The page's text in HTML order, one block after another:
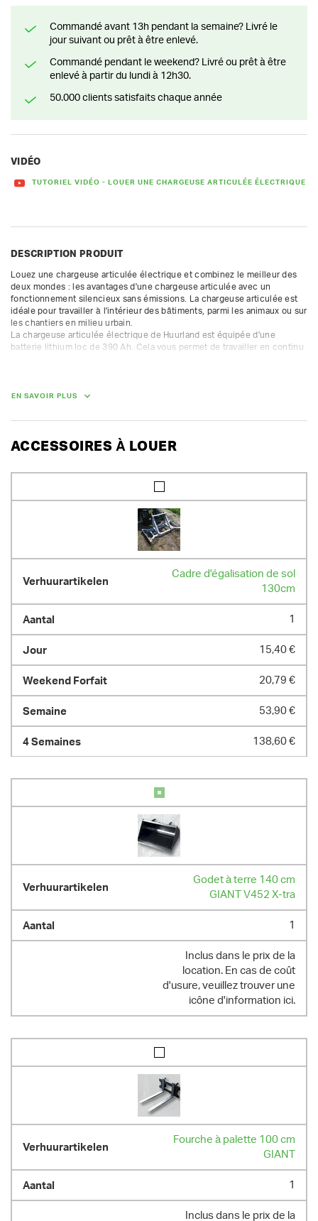
Commandé avant 13h pendant la semaine? Livré le
jour suivant ou prêt à être enlevé.
Commandé pendant le weekend? Livré ou prêt à être
enlevé à partir du lundi à 12h30.
50.000 clients satisfaits chaque année
VIDÉO
TUTORIEL VIDÉO - LOUER UNE CHARGEUSE ARTICULÉE ÉLECTRIQUE
DESCRIPTION PRODUIT
Louez une chargeuse articulée électrique et combinez le meilleur des
deux mondes : les avantages d'une chargeuse articulée avec un
fonctionnement silencieux sans émissions. La chargeuse articulée est
idéale pour travailler à l'intérieur des bâtiments, parmi les animaux ou sur
les chantiers en milieu urbain.
La chargeuse articulée électrique de Huurland est équipée d'une
batterie lithium Ioc de 390 Ah. Cela vous permet de travailler en continu
précision.
Huurland loue la version avec toit pliant.
- vitesse de conduite 0-20 km/h
- capacité de levage utile à 1 m 1140 kg
- Batterie lithium-ion 390 Ah
- pneus à patins larges 31 x 15,5 – 15
DIMENSIONS (L X L X H) :
383 cm x 140 cm x 230 cm
2400.00 kg
EN SAVOIR PLUS
ACCESSOIRES À LOUER
Cadre d'égalisation de sol
130cm
1
15,40 €
20,79 €
53,90 €
138,60 €
Godet à terre 140 cm
GIANT V452 X-tra
1
Inclus dans le prix de la
location. En cas de coût
d'usure, veuillez trouver une
icône d'information ici.
Fourche à palette 100 cm
GIANT
1
Inclus dans le prix de la